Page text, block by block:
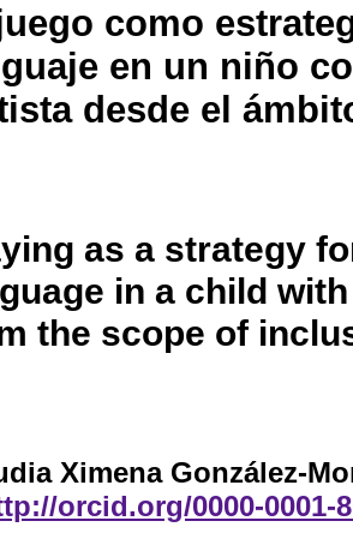
como
en un niño
desde el
as a strategy
in a child
the scope of
Ximena González-
orcid.org/0000-0001-